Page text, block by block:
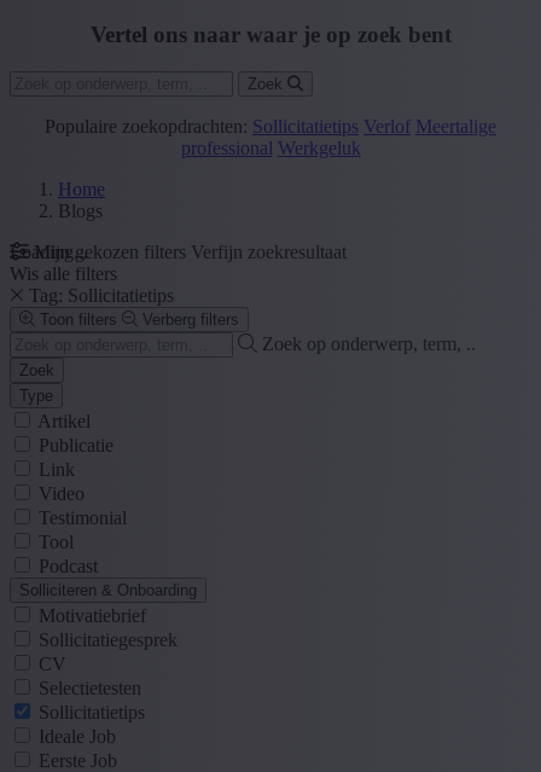
Vertel ons naar waar je op zoek bent
Zoek
Populaire zoekopdrachten: Sollicitatietips Verlof Meertalige
professional Werkgeluk
Home
Blogs
Loading...
Mijn gekozen filters Verfijn zoekresultaat
Wis alle filters
Tag: Sollicitatietips
Toon filters Verberg filters
Zoek op onderwerp, term, ..
Zoek
Type
Artikel
Publicatie
Link
Video
Testimonial
Tool
Podcast
Solliciteren & Onboarding
Motivatiebrief
Sollicitatiegesprek
CV
Selectietesten
Sollicitatietips
Ideale Job
Eerste Job